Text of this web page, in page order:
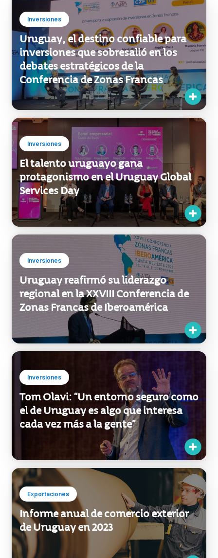
Uruguay, el destino confiable para
inversiones que sobresalió en los
debates estratégicos de la
Conferencia de Zonas Francas
Inversiones
El talento uruguayo gana
protagonismo en el Uruguay Global
Services Day
Inversiones
Uruguay reafirmó su liderazgo
regional en la XXVIII Conferencia de
Zonas Francas de Iberoamérica
Inversiones
Tom Olavi: “Un entorno seguro como
el de Uruguay es algo que interesa
cada vez más a la gente”
Exportaciones
Informe anual de comercio exterior
de Uruguay en 2023